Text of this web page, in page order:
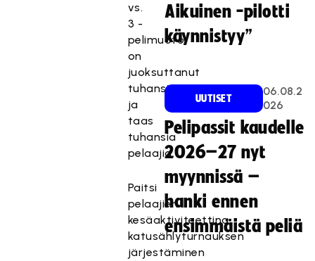
vs.
3 -
pelimuoto
on
juoksuttanut
tuhansia
ja
taas
tuhansia
pelaajia.
Paitsi
pelaajien
kesäaktiviteettina,
katusählyturnauksen
järjestäminen
Aikuinen -pilotti
käynnistyy”
UUTISET
06.08.2
026
Pelipassit kaudelle
2026–27 nyt
myynnissä –
hanki ennen
ensimmäistä peliä